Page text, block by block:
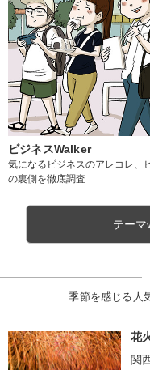
ビジネスWalker
気になるビジネスのアレコレ、
の裏側を徹底調査
テーマ
季節を感じる人
花
関